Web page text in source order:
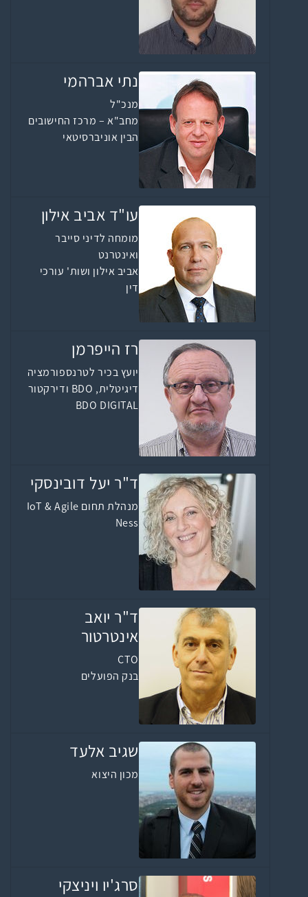
נתי אברהמי
מנכ"ל
מחב"א – מרכז החישובים
הבין אוניברסיטאי
עו"ד אביב אילון
מומחה לדיני סייבר
ואינטרנט
אביב אילון ושות' עורכי
דין
רז הייפרמן
יועץ בכיר לטרנספורמציה
דיגיטלית, BDO ודירקטור
BDO DIGITAL
ד"ר יעל דובינסקי
מנהלת תחום IoT & Agile
Ness
ד"ר יואב
אינטרטור
CTO
בנק הפועלים
שגיב אלעד
מכון היצוא
סרג'יו ויניצקי